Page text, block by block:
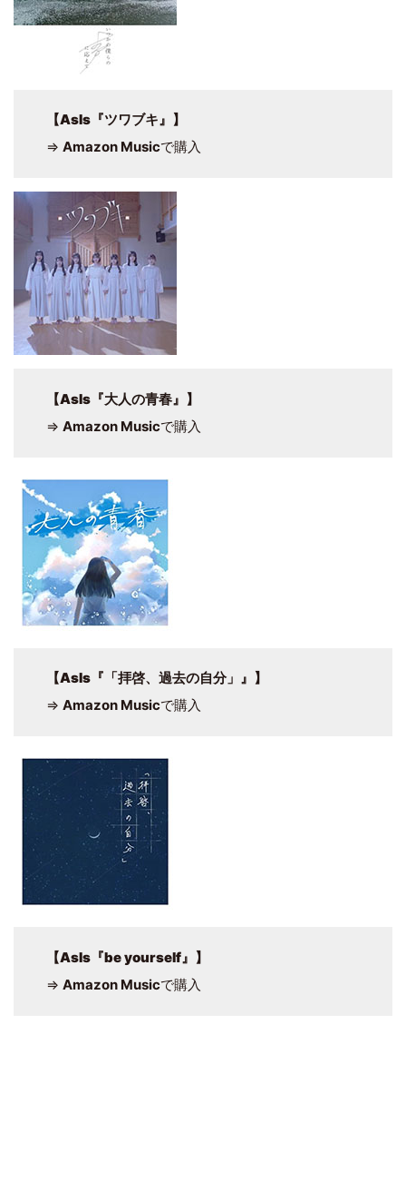
【AsIs『ツワブキ』 】
⇒ Amazon Musicで購入
【AsIs『大人の青春』 】
⇒ Amazon Musicで購入
【AsIs『「拝啓、過去の自分」』 】
⇒ Amazon Musicで購入
【AsIs『be yourself』 】
⇒ Amazon Musicで購入